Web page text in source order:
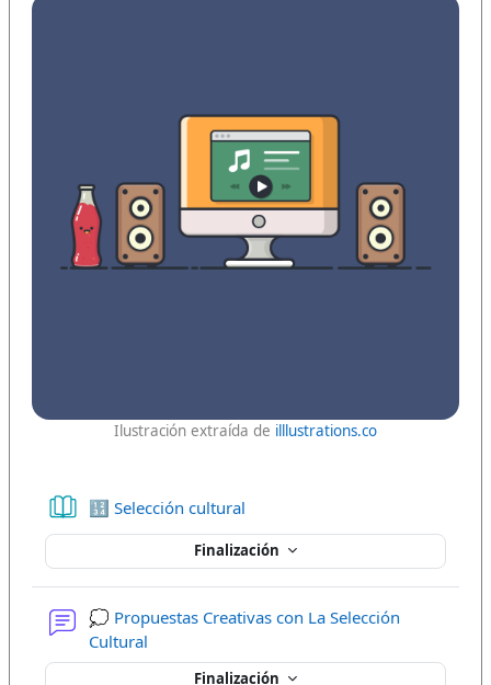
Ilustración extraída de illlustrations.co
🔢 Selección cultural
Finalización
💭 Propuestas Creativas con La Selección
Cultural
Finalización